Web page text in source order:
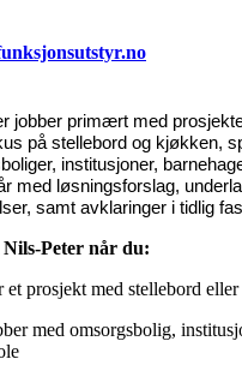
jobber primært med
på stellebord og kjøkken,
institusjoner,
med løsningsforslag,
samt avklaringer i tidlig
Peter når du:
et prosjekt med stellebord
med omsorgsbolig,